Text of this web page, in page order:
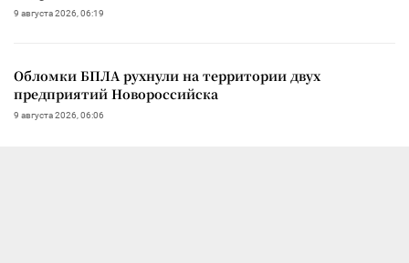
9 августа 2026, 06:19
Обломки БПЛА рухнули на территории двух
предприятий Новороссийска
9 августа 2026, 06:06